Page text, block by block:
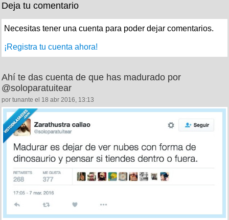
Deja tu comentario
Necesitas tener una cuenta para poder dejar comentarios.
¡Registra tu cuenta ahora!
Ahí te das cuenta de que has madurado por
@soloparatuitear
por tunante el 18 abr 2016, 13:13